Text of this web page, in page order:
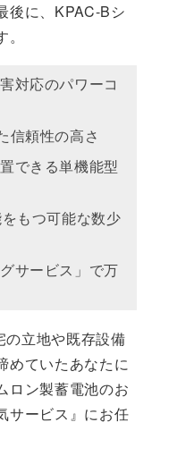
後に、KPAC-Bシ
対応のパワーコ
信頼性の高さ
できる単機能型
もつ可能な数少
サービス」で万
の立地や既存設備
めていたあなたに
ロン製蓄電池のお
サービス』にお任